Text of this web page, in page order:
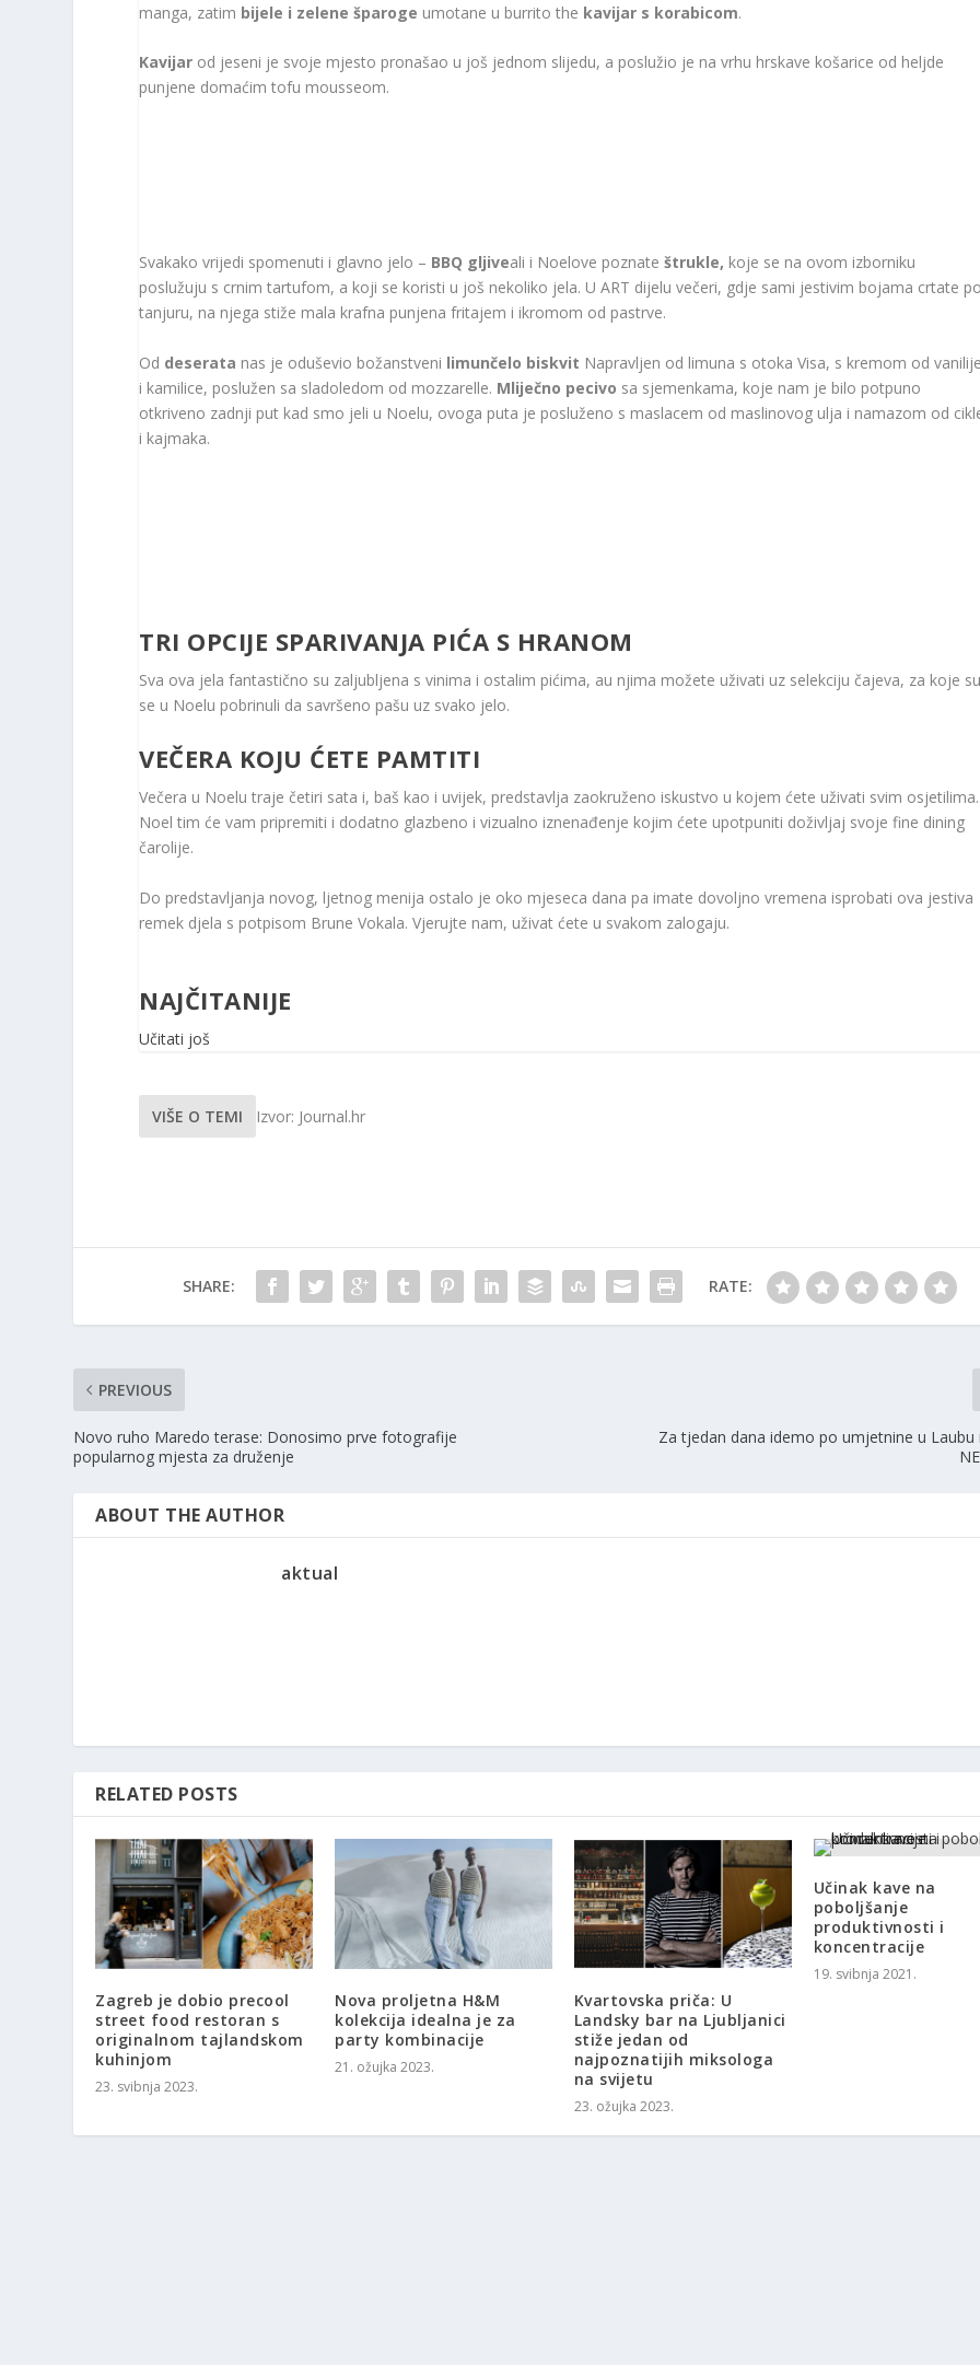
manga, zatim bijele i zelene šparoge umotane u burrito the kavijar s korabicom.
Kavijar od jeseni je svoje mjesto pronašao u još jednom slijedu, a poslužio je na vrhu hrskave košarice od heljde
punjene domaćim tofu mousseom.
Svakako vrijedi spomenuti i glavno jelo – BBQ gljiveali i Noelove poznateštrukle, koje se na ovom izborniku
poslužuju s crnim tartufom, a koji se koristi u još nekoliko jela. U ART dijelu večeri, gdje sami jestivim bojama crtate
tanjuru, na njega stiže mala krafna punjena fritajem i ikromom od pastrve.
Od deserata nas je oduševio božanstveni limunčelo biskvit Napravljen od limuna s otoka Visa, s kremom od
i kamilice, poslužen sa sladoledom od mozzarelle. Mliječno pecivo sa sjemenkama, koje nam je bilo potpuno
otkriveno zadnji put kad smo jeli u Noelu, ovoga puta je posluženo s maslacem od maslinovog ulja i namazom od
i kajmaka.
TRI OPCIJE SPARIVANJA PIĆA S HRANOM
Sva ova jela fantastično su zaljubljena s vinima i ostalim pićima, au njima možete uživati ​​uz selekciju čajeva, za koje
se u Noelu pobrinuli da savršeno pašu uz svako jelo.
VEČERA KOJU ĆETE PAMTITI
Večera u Noelu traje četiri sata i, baš kao i uvijek, predstavlja zaokruženo iskustvo u kojem ćete uživati ​​svim osjetilima.
Noel tim će vam pripremiti i dodatno glazbeno i vizualno iznenađenje kojim ćete upotpuniti doživljaj svoje fine dining
čarolije.
Do predstavljanja novog, ljetnog menija ostalo je oko mjeseca dana pa imate dovoljno vremena isprobati ova jestiva
remek djela s potpisom Brune Vokala. Vjerujte nam, uživat ćete u svakom zalogaju.
NAJČITANIJE
Učitati još
VIŠE O TEMI Izvor: Journal.hr
SHARE: RATE:
PREVIOUS
Novo ruho Maredo terase: Donosimo prve fotografije
popularnog mjesta za druženje
Za tjedan dana idemo po umjetnine u Laubu
ABOUT THE AUTHOR
aktual
RELATED POSTS
Zagreb je dobio precool
street food restoran s
originalnom tajlandskom
kuhinjom
23. svibnja 2023.
Nova proljetna H&M
kolekcija idealna je za
party kombinacije
21. ožujka 2023.
Kvartovska priča: U
Landsky bar na Ljubljanici
stiže jedan od
najpoznatijih miksologa
na svijetu
23. ožujka 2023.
Učinak kave na
poboljšanje
produktivnosti i
koncentracije
19. svibnja 2021.